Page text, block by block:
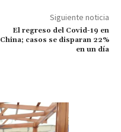
Siguiente noticia
El regreso del Covid-19 en
China; casos se disparan 22%
en un día